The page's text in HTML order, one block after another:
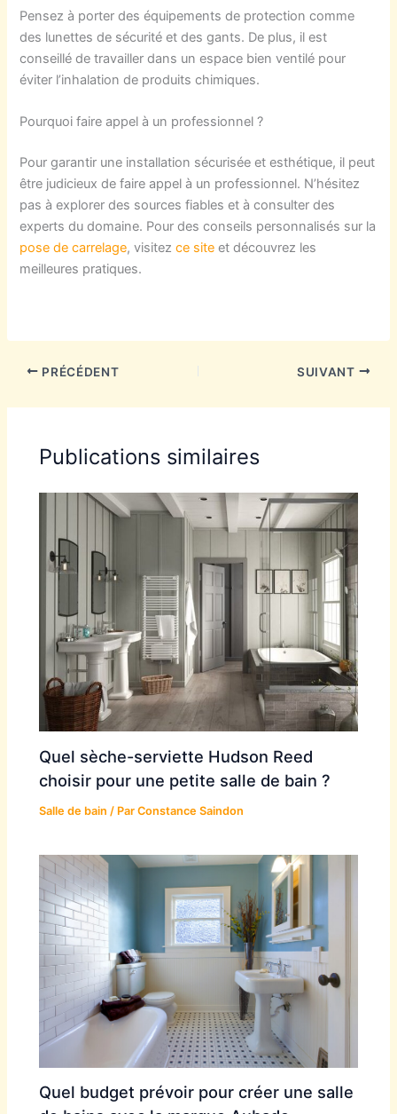
Pensez à porter des équipements de protection comme
des lunettes de sécurité et des gants. De plus, il est
conseillé de travailler dans un espace bien ventilé pour
éviter l’inhalation de produits chimiques.
Pourquoi faire appel à un professionnel ?
Pour garantir une installation sécurisée et esthétique, il peut
être judicieux de faire appel à un professionnel. N’hésitez
pas à explorer des sources fiables et à consulter des
experts du domaine. Pour des conseils personnalisés sur la
pose de carrelage, visitezce site et découvrez les
meilleures pratiques.
PRÉCÉDENT SUIVANT
Publications similaires
Quel sèche-serviette Hudson Reed
choisir pour une petite salle de bain ?
Salle de bain / ParConstance Saindon
Quel budget prévoir pour créer une salle